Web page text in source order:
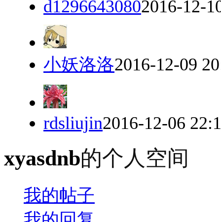
d12966430802016-12-
小妖洛洛2016-12-09
rdsliujin2016-12-06
xyasdnb的个人空间
我的帖子